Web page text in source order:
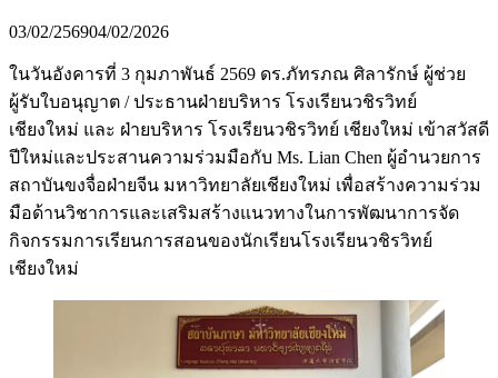
03/02/256904/02/2026
ในวันอังคารที่ 3 กุมภาพันธ์ 2569 ดร.ภัทรภณ ศิลารักษ์ ผู้ช่วย
ผู้รับใบอนุญาต / ประธานฝ่ายบริหาร โรงเรียนวชิรวิทย์
เชียงใหม่ และ ฝ่ายบริหาร โรงเรียนวชิรวิทย์ เชียงใหม่ เข้าสวัสดี
ปีใหม่และประสานความร่วมมือกับ Ms. Lian Chen ผู้อำนวยการ
สถาบันขงจื่อฝ่ายจีน มหาวิทยาลัยเชียงใหม่ เพื่อสร้างความร่วม
มือด้านวิชาการและเสริมสร้างแนวทางในการพัฒนาการจัด
กิจกรรมการเรียนการสอนของนักเรียนโรงเรียนวชิรวิทย์
เชียงใหม่